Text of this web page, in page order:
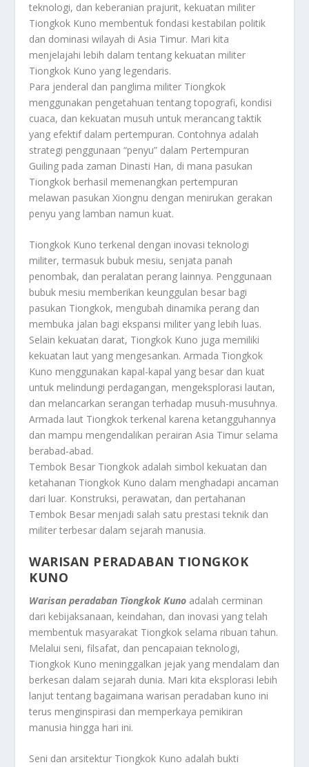
teknologi, dan keberanian prajurit, kekuatan militer
Tiongkok Kuno membentuk fondasi kestabilan politik
dan dominasi wilayah di Asia Timur. Mari kita
menjelajahi lebih dalam tentang kekuatan militer
Tiongkok Kuno yang legendaris.
Para jenderal dan panglima militer Tiongkok
menggunakan pengetahuan tentang topografi, kondisi
cuaca, dan kekuatan musuh untuk merancang taktik
yang efektif dalam pertempuran. Contohnya adalah
strategi penggunaan “penyu” dalam Pertempuran
Guiling pada zaman Dinasti Han, di mana pasukan
Tiongkok berhasil memenangkan pertempuran
melawan pasukan Xiongnu dengan menirukan gerakan
penyu yang lamban namun kuat.
Tiongkok Kuno terkenal dengan inovasi teknologi
militer, termasuk bubuk mesiu, senjata panah
penombak, dan peralatan perang lainnya. Penggunaan
bubuk mesiu memberikan keunggulan besar bagi
pasukan Tiongkok, mengubah dinamika perang dan
membuka jalan bagi ekspansi militer yang lebih luas.
Selain kekuatan darat, Tiongkok Kuno juga memiliki
kekuatan laut yang mengesankan. Armada Tiongkok
Kuno menggunakan kapal-kapal yang besar dan kuat
untuk melindungi perdagangan, mengeksplorasi lautan,
dan melancarkan serangan terhadap musuh-musuhnya.
Armada laut Tiongkok terkenal karena ketangguhannya
dan mampu mengendalikan perairan Asia Timur selama
berabad-abad.
Tembok Besar Tiongkok adalah simbol kekuatan dan
ketahanan Tiongkok Kuno dalam menghadapi ancaman
dari luar. Konstruksi, perawatan, dan pertahanan
Tembok Besar menjadi salah satu prestasi teknik dan
militer terbesar dalam sejarah manusia.
WARISAN PERADABAN TIONGKOK
KUNO
Warisan peradaban Tiongkok Kuno adalah cerminan
dari kebijaksanaan, keindahan, dan inovasi yang telah
membentuk masyarakat Tiongkok selama ribuan tahun.
Melalui seni, filsafat, dan pencapaian teknologi,
Tiongkok Kuno meninggalkan jejak yang mendalam dan
berkesan dalam sejarah dunia. Mari kita eksplorasi lebih
lanjut tentang bagaimana warisan peradaban kuno ini
terus menginspirasi dan memperkaya pemikiran
manusia hingga hari ini.
Seni dan arsitektur Tiongkok Kuno adalah bukti